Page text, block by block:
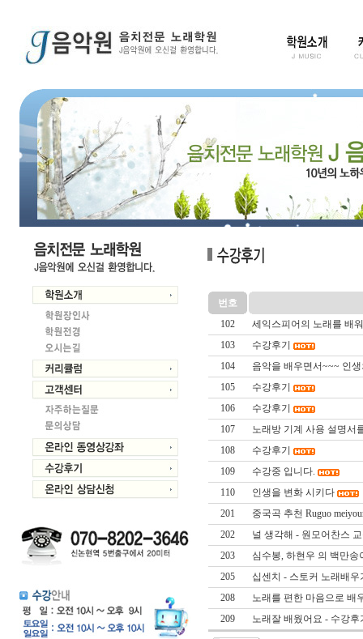
번호
102
세익스피어의 노래를 배
103
수강후기
104
음악을 배우면서~~~ 인
105
수강후기
106
수강후기
107
노래방 기계 사용 설명서
108
수강후기
109
수강중 입니다.
110
인생을 변화 시키다
201
중국곡 추천 Ruguo
202
널 생각해 - 원모어찬스
203
심수봉, 하현우 의 백만
205
십센치 - 스토커 노래배
208
노래를 편한 마음으로
209
노래잘 배웠어요 - 수강후